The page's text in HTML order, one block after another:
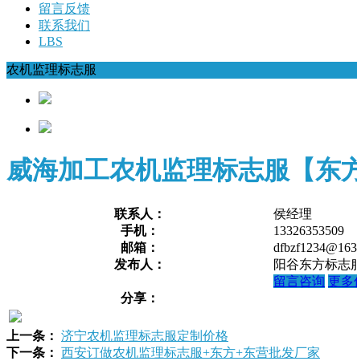
留言反馈
联系我们
LBS
农机监理标志服
威海加工农机监理标志服【东
联系人：
侯经理
手机：
13326353509
邮箱：
发布人：
阳谷东方标志
留言咨询 更多
分享：
上一条： 济宁农机监理标志服定制价格
下一条： 西安订做农机监理标志服+东方+东营批发厂家